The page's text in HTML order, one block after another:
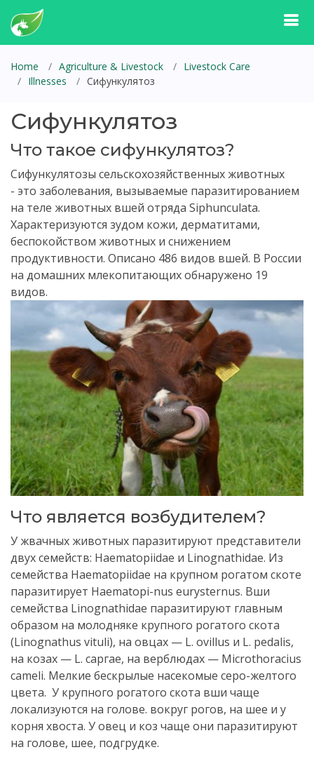
Home Agriculture & Livestock
Livestock Care
Illnesses
Сифункулятоз
Сифункулятоз
Что такое сифункулятоз?
Сифункулятозы сельскохозяйственных животных
- это заболевания, вызываемые паразитированием
на теле животных вшей отряда Siphunculata.
Характеризуются зудом кожи, дерматита­ми,
беспокойством животных и снижением
продуктивности. Опи­сано 486 видов вшей. В России
на домашних млекопитающих обна­ружено 19
видов.
Что является возбудителем?
У жвачных животных паразитируют представи­тели
двух семейств: Haematopiidae и Linognathidae. Из
семейства Haematopiidae на крупном рогатом скоте
паразитирует Haematopi-nus eurysternus. Вши
семейства Linognathidae паразитируют глав­ным
образом на молодняке крупного рогатого скота
(Linognathus vituli), на овцах — L. ovillus и L. pedalis,
на козах — L. саргае, на верблюдах — Microthoracius
cameli. Мелкие бескрылые насекомые серо-желтого
цве­та. У крупного рогатого скота вши чаще
локализуются на голове. вокруг рогов, на шее и у
корня хвоста. У овец и коз чаще они пара­зитируют
на голове, шее, подгрудке.